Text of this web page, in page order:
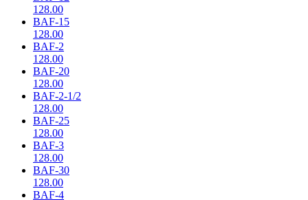
128.00
BAF-15
128.00
BAF-2
128.00
BAF-20
128.00
BAF-2-1/2
128.00
BAF-25
128.00
BAF-3
128.00
BAF-30
128.00
BAF-4